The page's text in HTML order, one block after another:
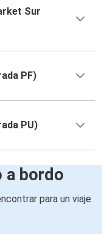
Sur
PF)
PU)
a bordo
para un viaje